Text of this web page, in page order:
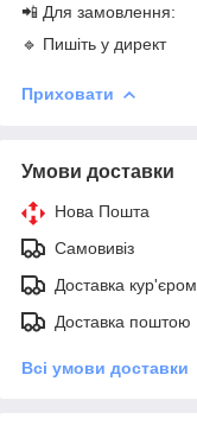
📲 Для замовлення:
🔹 Пишіть у директ
Приховати
Умови доставки
Нова Пошта
Самовивіз
Доставка кур'єром
Доставка поштою
Всі умови доставки